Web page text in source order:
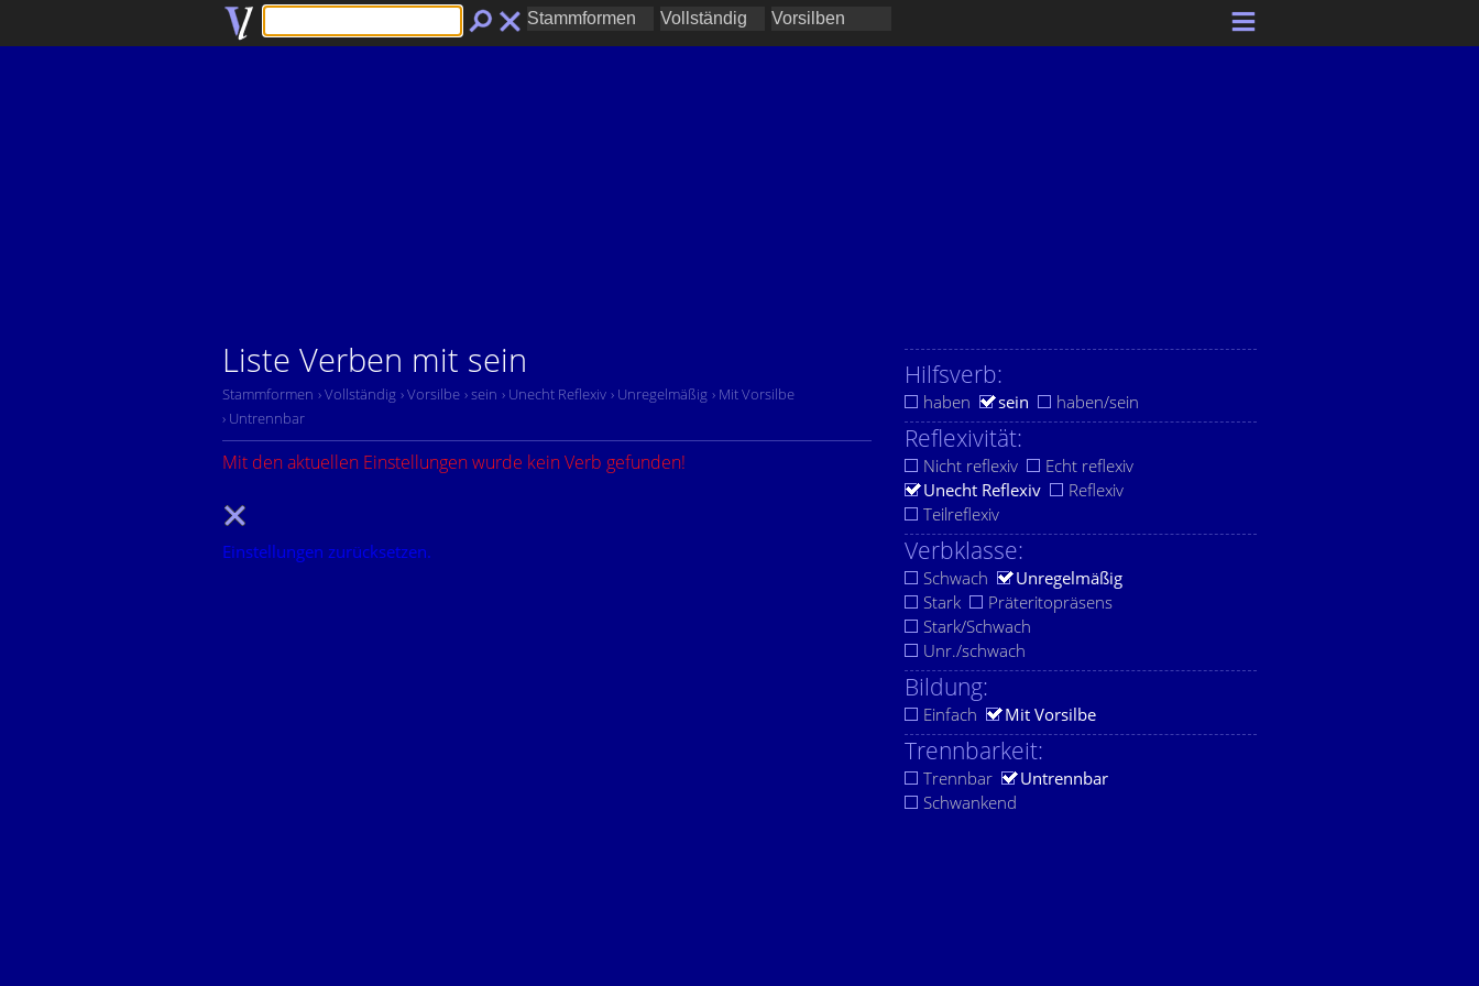
Liste Verben mit sein
Stammformen › Vollständig › Vorsilbe › sein › Unecht Reflexiv › Unregelmäßig › Mit Vorsilbe
› Untrennbar
Mit den aktuellen Einstellungen wurde kein Verb gefunden!
Einstellungen zurücksetzen.
Hilfsverb:
haben sein haben/sein
Reflexivität:
Nicht reflexiv
Echt reflexiv
Unecht Reflexiv
Reflexiv
Teilreflexiv
Verbklasse:
Schwach
Unregelmäßig
Stark
Präteritopräsens
Stark/Schwach
Unr./schwach
Bildung:
Einfach Mit Vorsilbe
Trennbarkeit:
Trennbar
Untrennbar
Schwankend